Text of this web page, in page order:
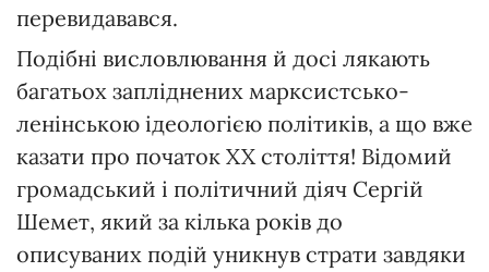
перевидавався.
Подібні висловлювання й досі лякають
багатьох запліднених марксистсько-
ленінською ідеологією політиків, а що вже
казати про початок XX століття! Відомий
громадський і політичний діяч Сергій
Шемет, який за кілька років до
описуваних подій уникнув страти завдяки